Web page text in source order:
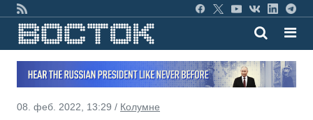
08. феб. 2022, 13:29 / Колумне